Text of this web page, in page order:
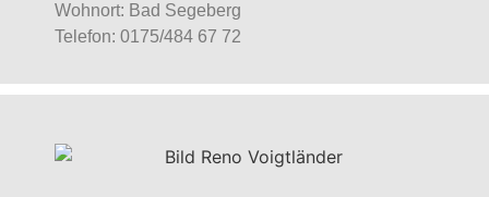
Wohnort: Bad Segeberg
Telefon: 0175/484 67 72